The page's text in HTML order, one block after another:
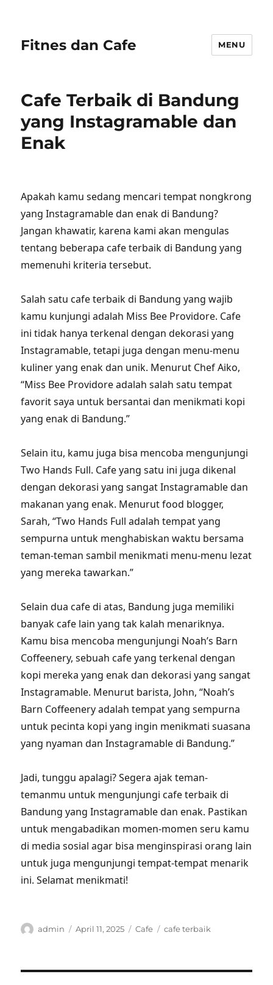
Fitnes dan Cafe MENU
Cafe Terbaik di Bandung
yang Instagramable dan
Enak
Apakah kamu sedang mencari tempat nongkrong
yang Instagramable dan enak di Bandung?
Jangan khawatir, karena kami akan mengulas
tentang beberapa cafe terbaik di Bandung yang
memenuhi kriteria tersebut.
Salah satu cafe terbaik di Bandung yang wajib
kamu kunjungi adalah Miss Bee Providore. Cafe
ini tidak hanya terkenal dengan dekorasi yang
Instagramable, tetapi juga dengan menu-menu
kuliner yang enak dan unik. Menurut Chef Aiko,
“Miss Bee Providore adalah salah satu tempat
favorit saya untuk bersantai dan menikmati kopi
yang enak di Bandung.”
Selain itu, kamu juga bisa mencoba mengunjungi
Two Hands Full. Cafe yang satu ini juga dikenal
dengan dekorasi yang sangat Instagramable dan
makanan yang enak. Menurut food blogger,
Sarah, “Two Hands Full adalah tempat yang
sempurna untuk menghabiskan waktu bersama
teman-teman sambil menikmati menu-menu lezat
yang mereka tawarkan.”
Selain dua cafe di atas, Bandung juga memiliki
banyak cafe lain yang tak kalah menariknya.
Kamu bisa mencoba mengunjungi Noah’s Barn
Coffeenery, sebuah cafe yang terkenal dengan
kopi mereka yang enak dan dekorasi yang sangat
Instagramable. Menurut barista, John, “Noah’s
Barn Coffeenery adalah tempat yang sempurna
untuk pecinta kopi yang ingin menikmati suasana
yang nyaman dan Instagramable di Bandung.”
Jadi, tunggu apalagi? Segera ajak teman-
temanmu untuk mengunjungi cafe terbaik di
Bandung yang Instagramable dan enak. Pastikan
untuk mengabadikan momen-momen seru kamu
di media sosial agar bisa menginspirasi orang lain
untuk juga mengunjungi tempat-tempat menarik
ini. Selamat menikmati!
Author
admin
Posted
April 11, 2025 Categories
Cafe Tags
cafe terbaik